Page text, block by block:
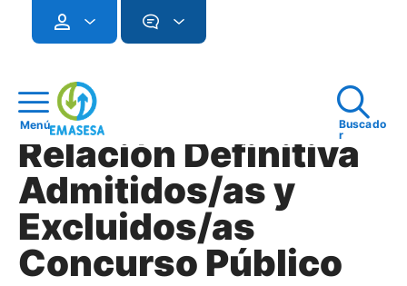
Menú
Buscado
r
Relación Definitiva
Admitidos/as y
Excluidos/as
Concurso Público